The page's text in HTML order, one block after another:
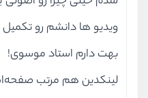
ویدیو ها دانشم رو
بهت دارم استاد موسوی!
لینکدین هم مرتب